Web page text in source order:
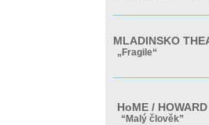
MLADINSKO
„Fragile“
HoME /
“Malý člověk”